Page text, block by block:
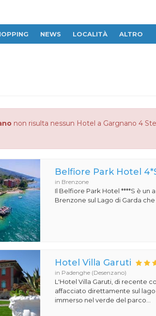
NEWS LOCALITÀ ALTRO
non risulta nessun Hotel a Gargnano 4
Belfiore Park Hotel
in Brenzone
Il Belfiore Park Hotel ****S è un
Brenzone sul Lago di Garda che
Hotel Villa Garuti
in Padenghe (Desenzano)
L'Hotel Villa Garuti, di recente
affacciato direttamente sul lago
immerso nel verde del parco...